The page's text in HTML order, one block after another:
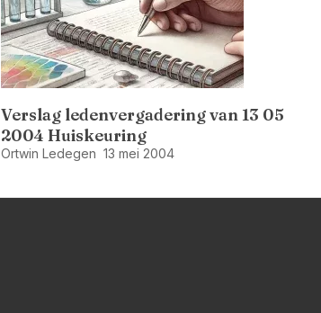
Verslag ledenvergadering van 13 05
2004 Huiskeuring
Ortwin Ledegen 13 mei 2004